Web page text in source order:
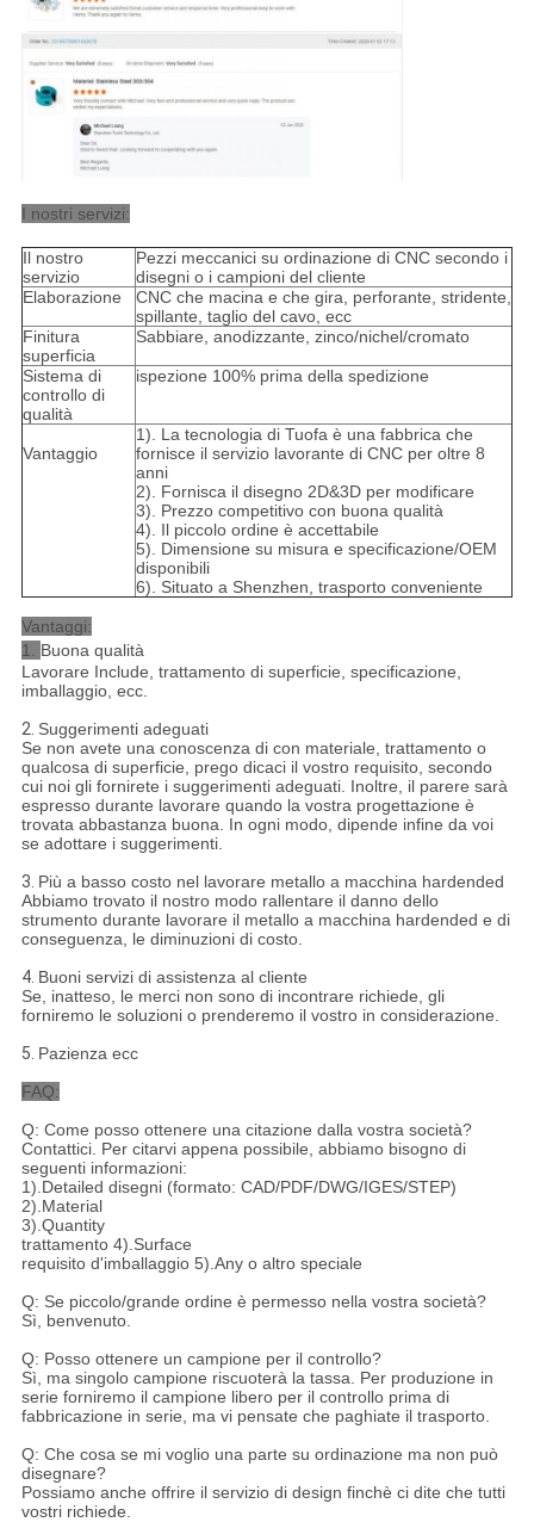
I nostri servizi:
Il nostro
servizio
Pezzi meccanici su ordinazione di CNC secondo i
disegni o i campioni del cliente
Elaborazione
CNC che macina e che gira, perforante, stridente,
spillante, taglio del cavo, ecc
Finitura
superficia
Sabbiare, anodizzante, zinco/nichel/cromato
Sistema di
controllo di
qualità
ispezione 100% prima della spedizione
Vantaggio
1). La tecnologia di Tuofa è una fabbrica che
fornisce il servizio lavorante di CNC per oltre 8
anni
2). Fornisca il disegno 2D&3D per modificare
3). Prezzo competitivo con buona qualità
4). Il piccolo ordine è accettabile
5). Dimensione su misura e specificazione/OEM
disponibili
6). Situato a Shenzhen, trasporto conveniente
Vantaggi:
1. Buona qualità
Lavorare Include, trattamento di superficie, specificazione,
imballaggio, ecc.
2. Suggerimenti adeguati
Se non avete una conoscenza di con materiale, trattamento o
qualcosa di superficie, prego dicaci il vostro requisito, secondo
cui noi gli fornirete i suggerimenti adeguati. Inoltre, il parere sarà
espresso durante lavorare quando la vostra progettazione è
trovata abbastanza buona. In ogni modo, dipende infine da voi
se adottare i suggerimenti.
3. Più a basso costo nel lavorare metallo a macchina hardended
Abbiamo trovato il nostro modo rallentare il danno dello
strumento durante lavorare il metallo a macchina hardended e di
conseguenza, le diminuzioni di costo.
4. Buoni servizi di assistenza al cliente
Se, inatteso, le merci non sono di incontrare richiede, gli
forniremo le soluzioni o prenderemo il vostro in considerazione.
5. Pazienza ecc
FAQ:
Q: Come posso ottenere una citazione dalla vostra società?
Contattici. Per citarvi appena possibile, abbiamo bisogno di
seguenti informazioni:
1).Detailed disegni (formato: CAD/PDF/DWG/IGES/STEP)
2).Material
3).Quantity
trattamento 4).Surface
requisito d'imballaggio 5).Any o altro speciale
Q: Se piccolo/grande ordine è permesso nella vostra società?
Sì, benvenuto.
Q: Posso ottenere un campione per il controllo?
Sì, ma singolo campione riscuoterà la tassa. Per produzione in
serie forniremo il campione libero per il controllo prima di
fabbricazione in serie, ma vi pensate che paghiate il trasporto.
Q: Che cosa se mi voglio una parte su ordinazione ma non può
disegnare?
Possiamo anche offrire il servizio di design finchè ci dite che tutti
vostri richiede.